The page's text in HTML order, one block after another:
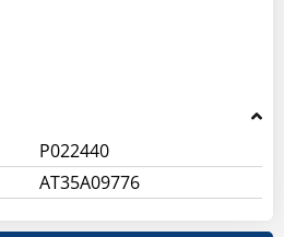
P022440
AT35A09776